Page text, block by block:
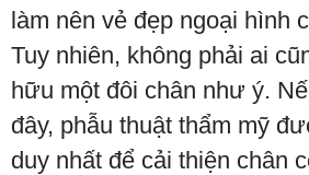
làm nên vẻ đẹp ngoại hình
Tuy nhiên, không phải ai
hữu một đôi chân như ý.
đây, phẫu thuật thẩm mỹ
duy nhất để cải thiện chân